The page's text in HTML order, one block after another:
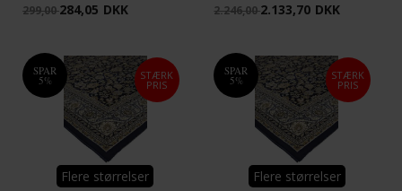
299,00284,05 DKK 2.246,002.133,70 DKK
SPAR
5% STÆRK
PRIS
Flere størrelser
SPAR
5% STÆRK
PRIS
Flere størrelser